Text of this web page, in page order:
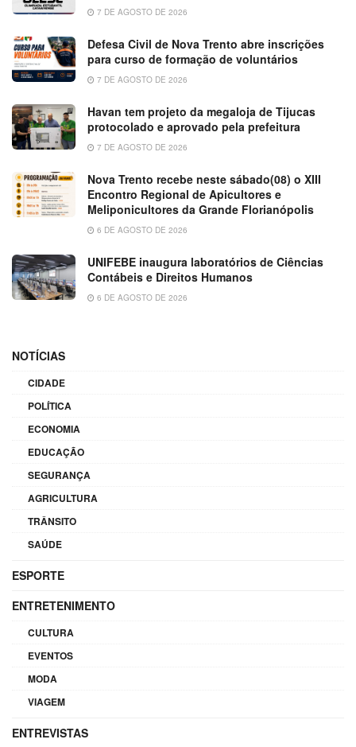
7 DE AGOSTO DE 2026
Defesa Civil de Nova Trento abre inscrições
para curso de formação de voluntários
7 DE AGOSTO DE 2026
Havan tem projeto da megaloja de Tijucas
protocolado e aprovado pela prefeitura
7 DE AGOSTO DE 2026
Nova Trento recebe neste sábado(08) o XIII
Encontro Regional de Apicultores e
Meliponicultores da Grande Florianópolis
6 DE AGOSTO DE 2026
UNIFEBE inaugura laboratórios de Ciências
Contábeis e Direitos Humanos
6 DE AGOSTO DE 2026
NOTÍCIAS
CIDADE
POLÍTICA
ECONOMIA
EDUCAÇÃO
SEGURANÇA
AGRICULTURA
TRÂNSITO
SAÚDE
ESPORTE
ENTRETENIMENTO
CULTURA
EVENTOS
MODA
VIAGEM
ENTREVISTAS